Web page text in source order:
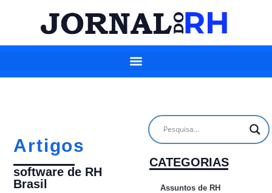
Artigos
software de RH
Brasil
CATEGORIAS
Assuntos de RH